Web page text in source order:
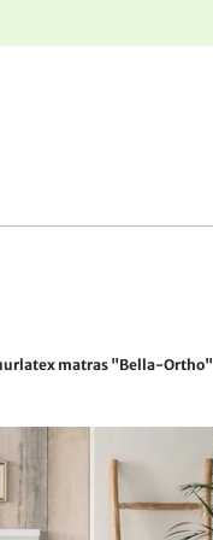
matras "Bella-Ortho"